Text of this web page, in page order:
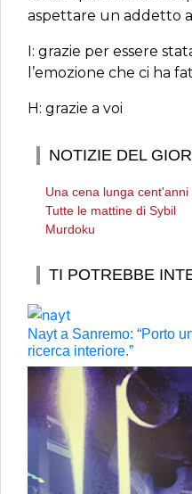
aspettare un addetto
I: grazie per essere
l’emozione che ci ha
H: grazie a voi
NOTIZIE DEL
Una cena lunga cent'anni
Tutte le mattine di Sybil
Murdoku
TI POTREBBE
Nayt a Sanremo: “Porto
ricerca interiore.”